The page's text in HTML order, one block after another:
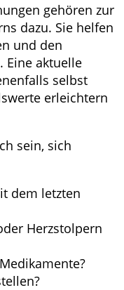
gehören zur
dazu. Sie helfen
und den
Eine aktuelle
selbst
erleichtern
sein, sich
dem letzten
Herzstolpern